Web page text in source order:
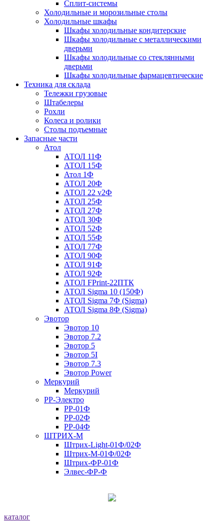
Сплит-системы
Холодильные и морозильные столы
Холодильные шкафы
Шкафы холодильные кондитерские
Шкафы холодильные с металлическими
дверьми
Шкафы холодильные со стеклянными
дверьми
Шкафы холодильные фармацевтические
Техника для склада
Тележки грузовые
Штабелеры
Рохли
Колеса и ролики
Столы подъемные
Запасные части
Атол
АТОЛ 11Ф
АТОЛ 15Ф
Атол 1Ф
АТОЛ 20Ф
АТОЛ 22 v2Ф
АТОЛ 25Ф
АТОЛ 27Ф
АТОЛ 30Ф
АТОЛ 52Ф
АТОЛ 55Ф
АТОЛ 77Ф
АТОЛ 90Ф
АТОЛ 91Ф
АТОЛ 92Ф
АТОЛ FPrint-22ПТК
АТОЛ Sigma 10 (150Ф)
АТОЛ Sigma 7Ф (Sigma)
АТОЛ Sigma 8Ф (Sigma)
Эвотор
Эвотор 10
Эвотор 7.2
Эвотор 5
Эвотор 5I
Эвотор 7.3
Эвотор Power
Меркурий
Меркурий
РР-Электро
РР-01Ф
РР-02Ф
РР-04Ф
ШТРИХ-М
Штрих-Light-01Ф/02Ф
Штрих-М-01Ф/02Ф
Штрих-ФР-01Ф
Элвес-ФР-Ф
каталог